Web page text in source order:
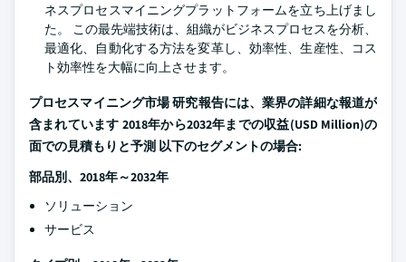
ネスプロセスマイニングプラットフォームを立ち上げまし
た。 この最先端技術は、組織がビジネスプロセスを分析、
最適化、自動化する方法を変革し、効率性、生産性、コス
ト効率性を大幅に向上させます。
プロセスマイニング市場研究報告には、業界の詳細な報道が
含まれています 2018年から2032年までの収益(USD Million)の
面での見積もりと予測 以下のセグメントの場合:
部品別、2018年～2032年
ソリューション
サービス